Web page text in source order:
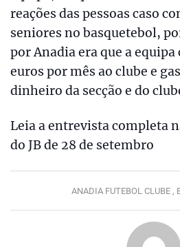
reações das pessoas caso
seniores no basquetebol,
por Anadia era que a equipa
euros por mês ao clube e
dinheiro da secção e do
Leia a entrevista completa
do JB de 28 de setembro
ANADIA FUTEBOL CLUBE ,